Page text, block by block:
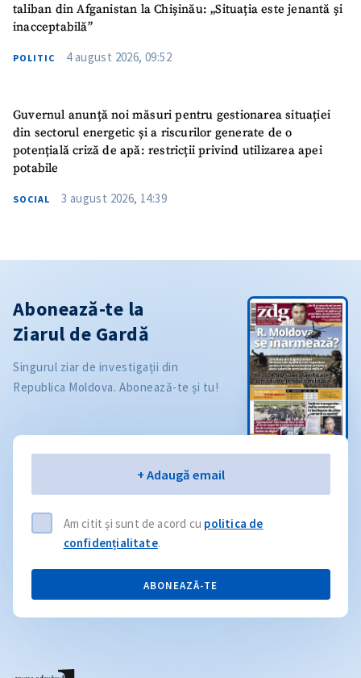
taliban din Afganistan la Chișinău: „Situația este jenantă și
inacceptabilă”
POLITIC 4 august 2026, 09:52
Guvernul anunță noi măsuri pentru gestionarea situației
din sectorul energetic și a riscurilor generate de o
potențială criză de apă: restricții privind utilizarea apei
potabile
SOCIAL 3 august 2026, 14:39
Abonează-te la
Ziarul de Gardă
Singurul ziar de investigații din
Republica Moldova. Abonează-te și tu!
+ Adaugă email
Am citit și sunt de acord cu politica de
confidențialitate.
ABONEAZĂ-TE